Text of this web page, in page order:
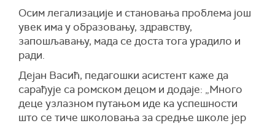
Осим легализације и становања проблема још
увек има у образовању, здравству,
запошљавању, мада се доста тога урадило и
ради.
Дејан Васић, педагошки асистент каже да
сарађује са ромском децом и додаје: „Много
деце узлазном путањом иде ка успешности
што се тиче школовања за средње школе јер